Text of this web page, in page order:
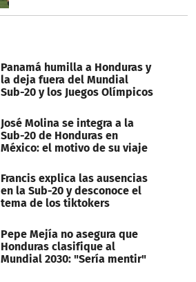
Panamá humilla a Honduras y
la deja fuera del Mundial
Sub-20 y los Juegos Olímpicos
José Molina se integra a la
Sub-20 de Honduras en
México: el motivo de su viaje
Francis explica las ausencias
en la Sub-20 y desconoce el
tema de los tiktokers
Pepe Mejía no asegura que
Honduras clasifique al
Mundial 2030: "Sería mentir"